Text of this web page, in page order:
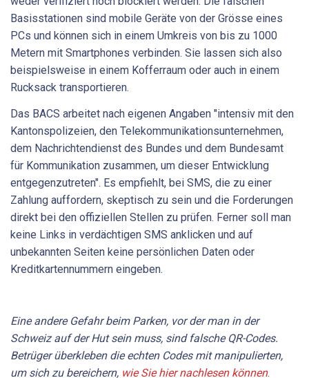
Basisstationen sind mobile Geräte von der Grösse eines
PCs und können sich in einem Umkreis von bis zu 1000
Metern mit Smartphones verbinden. Sie lassen sich also
beispielsweise in einem Kofferraum oder auch in einem
Rucksack transportieren.
Das BACS arbeitet nach eigenen Angaben "intensiv mit den
Kantonspolizeien, den Telekommunikationsunternehmen,
dem Nachrichtendienst des Bundes und dem Bundesamt
für Kommunikation zusammen, um dieser Entwicklung
entgegenzutreten". Es empfiehlt, bei SMS, die zu einer
Zahlung auffordern, skeptisch zu sein und die Forderungen
direkt bei den offiziellen Stellen zu prüfen. Ferner soll man
keine Links in verdächtigen SMS anklicken und auf
unbekannten Seiten keine persönlichen Daten oder
Kreditkartennummern eingeben.
Eine andere Gefahr beim Parken, vor der man in der
Schweiz auf der Hut sein muss, sind falsche QR-Codes.
Betrüger überkleben die echten Codes mit manipulierten,
um sich zu bereichern, wie Sie hier nachlesen können.